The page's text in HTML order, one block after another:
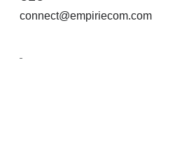
connect@empiriecom.com